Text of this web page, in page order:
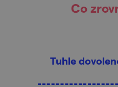
Co
Tuhle